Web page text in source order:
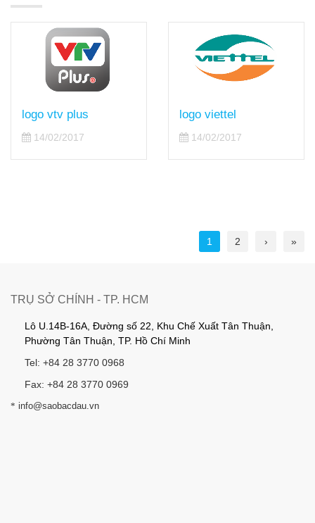
logo vtv plus
14/02/2017
logo viettel
14/02/2017
1 2 › »
TRỤ SỞ CHÍNH - TP. HCM
Lô U.14B-16A, Đường số 22, Khu Chế Xuất Tân Thuận,
Phường Tân Thuận, TP. Hồ Chí Minh
Tel: +84 28 3770 0968
Fax: +84 28 3770 0969
* info@saobacdau.vn